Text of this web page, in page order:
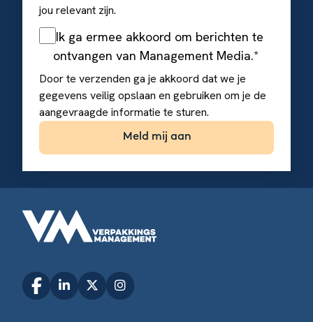
jou relevant zijn.
Ik ga ermee akkoord om berichten te
ontvangen van Management Media.*
Door te verzenden ga je akkoord dat we je
gegevens veilig opslaan en gebruiken om je de
aangevraagde informatie te sturen.